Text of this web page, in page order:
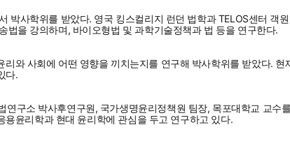
박사학위를 받았다. 영국 킹스컬리지 런던 법학과 TELOS센터
을 강의하며, 바이오형법 및 과학기술정책과 법 등을 연구한다.
와 사회에 어떤 영향을 끼치는지를 연구해 박사학위를 받았다.
다.
구소 박사후연구원, 국가생명윤리정책원 팀장, 목포대학교 교
윤리학과 현대 윤리학에 관심을 두고 연구하고 있다.